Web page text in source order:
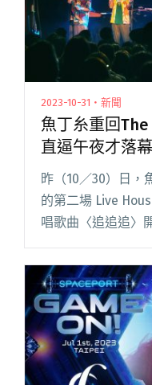
2023-10-31・新聞
魚丁糸重回
直逼午夜才落幕
昨（10／30）日，
的第二場 Live
唱歌曲〈追追追〉
幕前觀眾安可聲都
先認識魚丁糸才知
全文 "魚丁糸重回
逼午夜才落幕"